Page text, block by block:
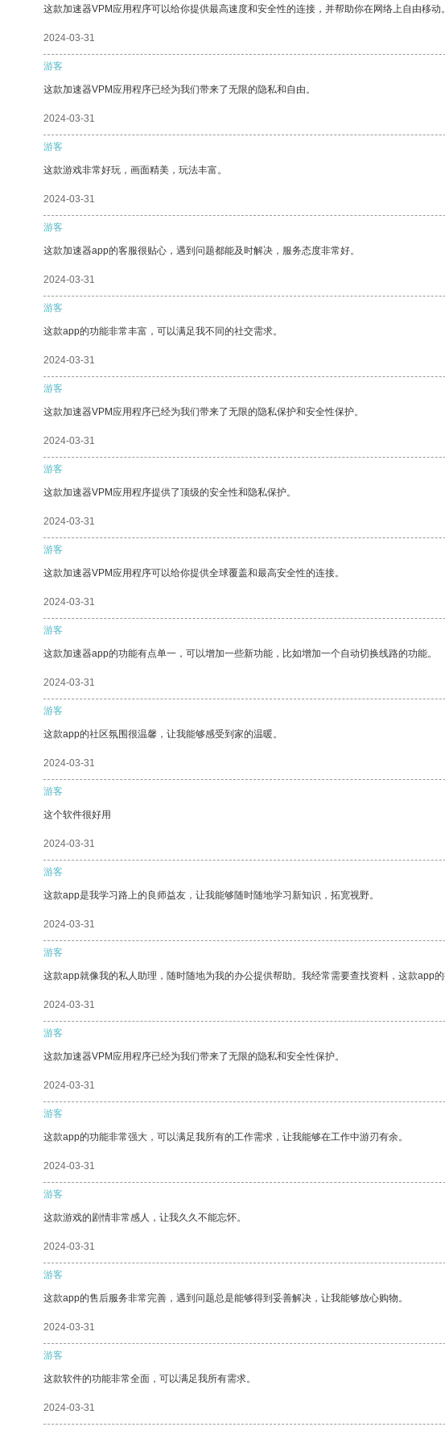
这款加速器VPM应用程序可以给你提供最高速度和安全性的连接，并帮助你在网络上自由移动。
2024-03-31
游客
这款加速器VPM应用程序已经为我们带来了无限的隐私和自由。
2024-03-31
游客
这款游戏非常好玩，画面精美，玩法丰富。
2024-03-31
游客
这款加速器app的客服很贴心，遇到问题都能及时解决，服务态度非常好。
2024-03-31
游客
这款app的功能非常丰富，可以满足我不同的社交需求。
2024-03-31
游客
这款加速器VPM应用程序已经为我们带来了无限的隐私保护和安全性保护。
2024-03-31
游客
这款加速器VPM应用程序提供了顶级的安全性和隐私保护。
2024-03-31
游客
这款加速器VPM应用程序可以给你提供全球覆盖和最高安全性的连接。
2024-03-31
游客
这款加速器app的功能有点单一，可以增加一些新功能，比如增加一个自动切换线路的功能。
2024-03-31
游客
这款app的社区氛围很温馨，让我能够感受到家的温暖。
2024-03-31
游客
这个软件很好用
2024-03-31
游客
这款app是我学习路上的良师益友，让我能够随时随地学习新知识，拓宽视野。
2024-03-31
游客
这款app就像我的私人助理，随时随地为我的办公提供帮助。我经常需要查找资料，这款app
2024-03-31
游客
这款加速器VPM应用程序已经为我们带来了无限的隐私和安全性保护。
2024-03-31
游客
这款app的功能非常强大，可以满足我所有的工作需求，让我能够在工作中游刃有余。
2024-03-31
游客
这款游戏的剧情非常感人，让我久久不能忘怀。
2024-03-31
游客
这款app的售后服务非常完善，遇到问题总是能够得到妥善解决，让我能够放心购物。
2024-03-31
游客
这款软件的功能非常全面，可以满足我所有需求。
2024-03-31